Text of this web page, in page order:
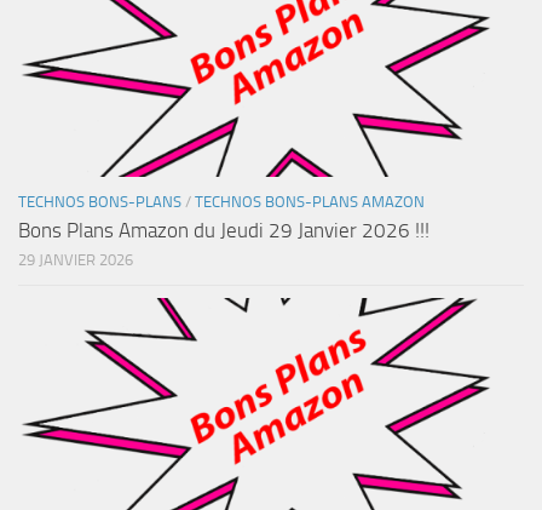
TECHNOS BONS-PLANS / TECHNOS BONS-PLANS AMAZON
Bons Plans Amazon du Jeudi 29 Janvier 2026 !!!
29 JANVIER 2026